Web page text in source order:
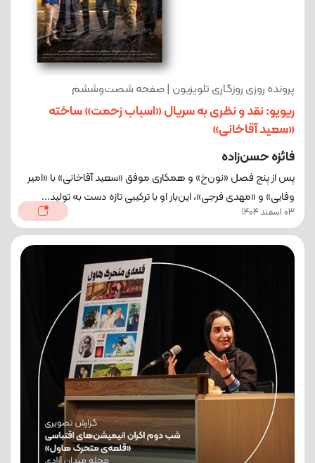
پرونده روزی روزگاری تلویزیون | صفحه شصت‌وششم
ریویو: نقد و نظری به سریال «اسباب زحمت» ساخته
«سعید آقاخانی»
فائزه حسن‌زاده
پس از پنج فصل «نون‌خ» و همکاری موفق «سعید آقاخانی» با «امیر
وفایی» و «مهدی فرجی»، این‌بار او با ترکیبی تازه دست به تولید...
03 اسفند 1404